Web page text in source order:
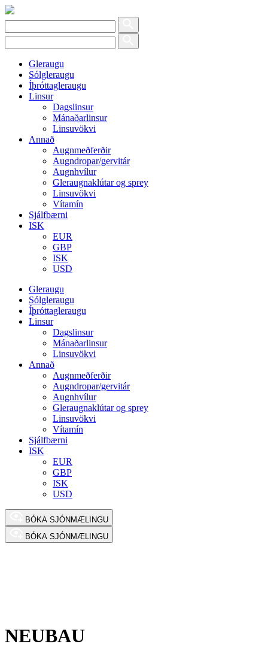
Gleraugu
Sólgleraugu
Íþróttagleraugu
Linsur
Dagslinsur
Mánaðarlinsur
Linsuvökvi
Annað
Augnmeðferðir
Augndropar/gervitár
Augnhvílur
Gleraugnaklútar og sprey
Linsuvökvi
Vítamín
Sjálfbærni
ISK
EUR
GBP
ISK
USD
Gleraugu
Sólgleraugu
Íþróttagleraugu
Linsur
Dagslinsur
Mánaðarlinsur
Linsuvökvi
Annað
Augnmeðferðir
Augndropar/gervitár
Augnhvílur
Gleraugnaklútar og sprey
Linsuvökvi
Vítamín
Sjálfbærni
ISK
EUR
GBP
ISK
USD
BÓKA SJÓNMÆLINGU
BÓKA SJÓNMÆLINGU
NEUBAU